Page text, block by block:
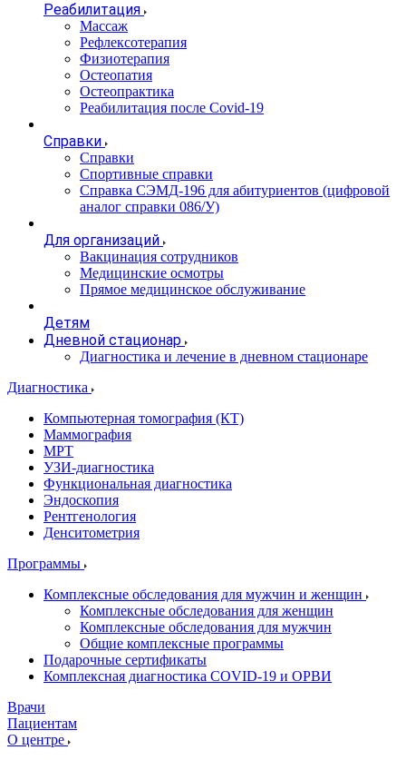
Реабилитация
Массаж
Рефлексотерапия
Физиотерапия
Остеопатия
Остеопрактика
Реабилитация после Covid-19
Справки
Справки
Спортивные справки
Справка СЭМД‑196 для абитуриентов (цифровой
аналог справки 086/У)
Для организаций
Вакцинация сотрудников
Медицинские осмотры
Прямое медицинское обслуживание
Детям
Дневной стационар
Диагностика и лечение в дневном стационаре
Диагностика
Компьютерная томография (КТ)
Маммография
МРТ
УЗИ-диагностика
Функциональная диагностика
Эндоскопия
Рентгенология
Денситометрия
Программы
Комплексные обследования для мужчин и женщин
Комплексные обследования для женщин
Комплексные обследования для мужчин
Общие комплексные программы
Подарочные сертификаты
Комплексная диагностика COVID-19 и ОРВИ
Врачи
Пациентам
О центре